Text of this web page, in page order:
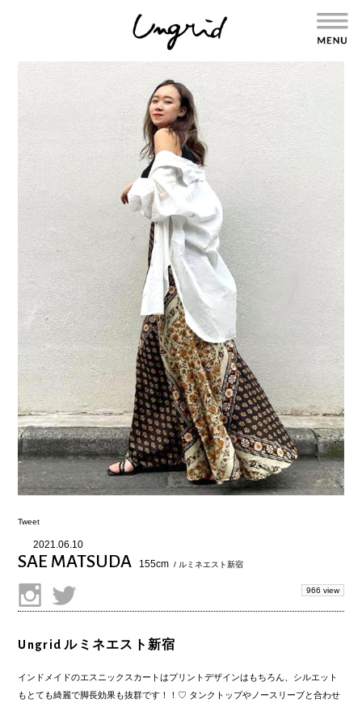
Tweet
2021.06.10
SAE MATSUDA 155cm / ルミネエスト新宿
966 view
Ungrid ルミネエスト新宿
インドメイドのエスニックスカートはプリントデザインはもちろん、シルエット
もとても綺麗で脚長効果も抜群です！！♡ タンクトップやノースリーブと合わせ